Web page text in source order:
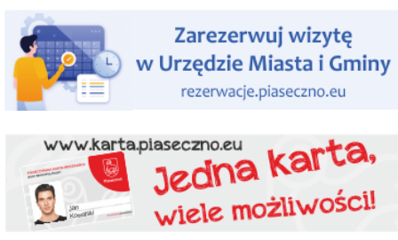
użytkowników
czytników
ekranowych Znajdujesz
się
podstronie
lekarska
Oficjalna
strona